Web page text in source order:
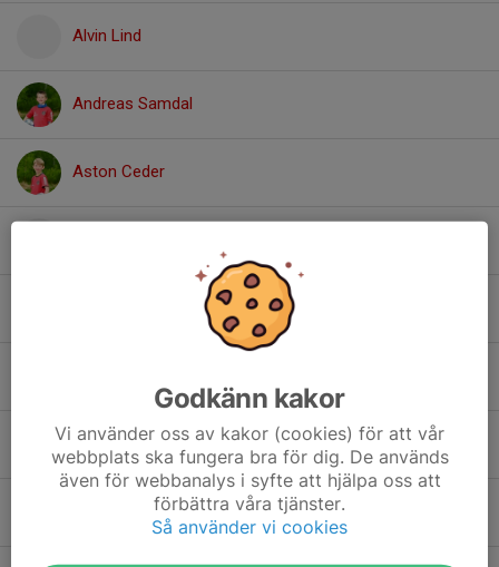
Alvin Lind
Andreas Samdal
Aston Ceder
Lias Westerlund
Loke Lundqvist
Godkänn kakor
Vi använder oss av kakor (cookies) för att vår
webbplats ska fungera bra för dig. De används
även för webbanalys i syfte att hjälpa oss att
förbättra våra tjänster.
Så använder vi cookies